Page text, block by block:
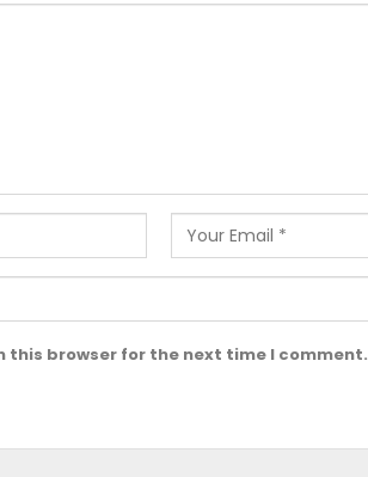
this browser for the next time I comment.